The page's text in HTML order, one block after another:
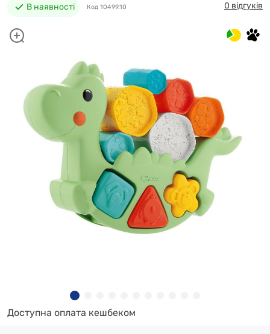
В наявності Код 10499.10 0 відгуків
Доступна оплата кешбеком